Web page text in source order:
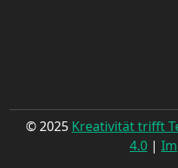
© 2025 Kreativität trifft
4.0 |